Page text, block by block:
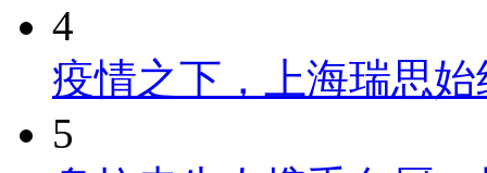
4
疫情之下，上海瑞思
5